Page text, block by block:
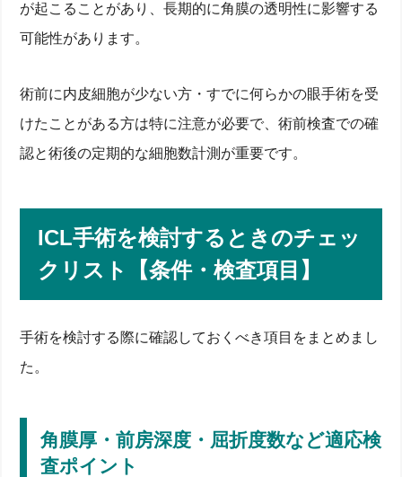
が起こることがあり、長期的に角膜の透明性に影響する
可能性があります。
術前に内皮細胞が少ない方・すでに何らかの眼手術を受
けたことがある方は特に注意が必要で、術前検査での確
認と術後の定期的な細胞数計測が重要です。
ICL手術を検討するときのチェッ
クリスト【条件・検査項目】
手術を検討する際に確認しておくべき項目をまとめまし
た。
角膜厚・前房深度・屈折度数など適応検
査ポイント